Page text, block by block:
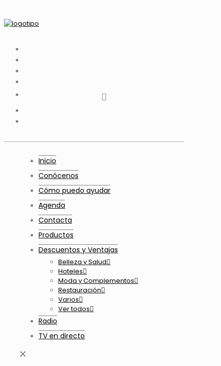
Youtube
Inicio
Conócenos
Cómo puedo ayudar
Agenda
Contacta
Productos
Descuentos y Ventajas
Belleza y Salud
Hoteles
Moda y Complementos
Restauración
Varios
Ver todos
Radio
TV en directo
✕